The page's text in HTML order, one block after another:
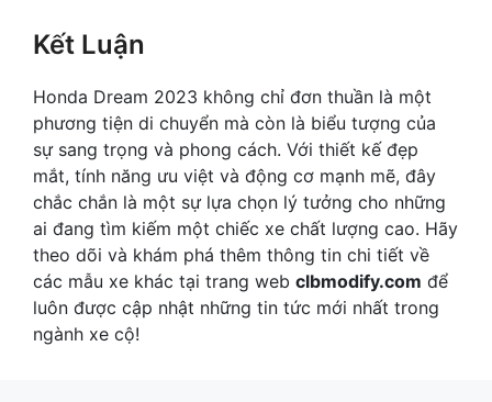
Kết Luận
Honda Dream 2023 không chỉ đơn thuần là một
phương tiện di chuyển mà còn là biểu tượng của
sự sang trọng và phong cách. Với thiết kế đẹp
mắt, tính năng ưu việt và động cơ mạnh mẽ, đây
chắc chắn là một sự lựa chọn lý tưởng cho những
ai đang tìm kiếm một chiếc xe chất lượng cao. Hãy
theo dõi và khám phá thêm thông tin chi tiết về
các mẫu xe khác tại trang web clbmodify.com để
luôn được cập nhật những tin tức mới nhất trong
ngành xe cộ!